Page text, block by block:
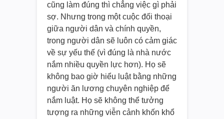
cũng làm đúng thì chẳng việc gì phải
sợ. Nhưng trong một cuộc đối thoại
giữa người dân và chính quyền,
trong người dân sẽ luôn có cảm giác
về sự yếu thế (vì đúng là nhà nước
nắm nhiều quyền lực hơn). Họ sẽ
không bao giờ hiểu luật bằng những
người ăn lương chuyên nghiệp để
nắm luật. Họ sẽ không thể tưởng
tượng ra những viễn cảnh khốn khổ